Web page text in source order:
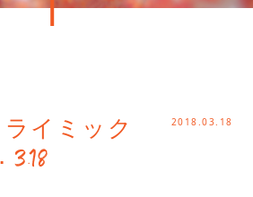
ライミック
2018.03.18